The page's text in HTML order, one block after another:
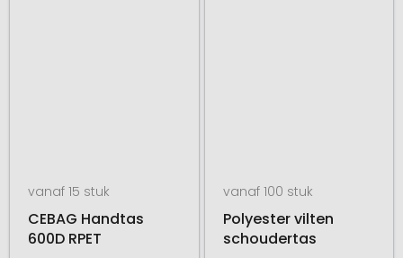
vanaf 15 stuk
CEBAG Handtas
600D RPET
vanaf 100 stuk
Polyester vilten
schoudertas